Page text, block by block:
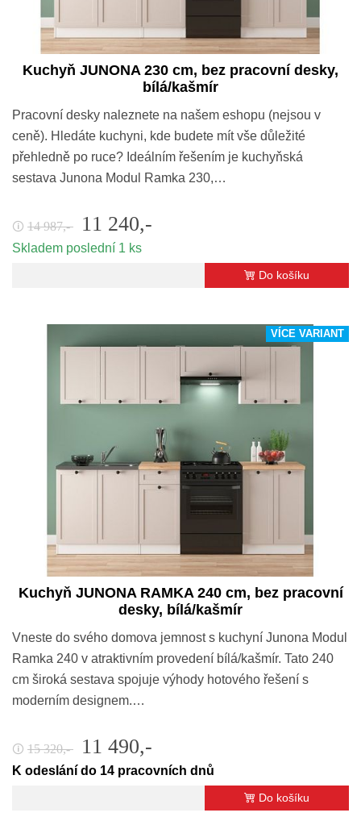
Kuchyň JUNONA 230 cm, bez pracovní desky,
bílá/kašmír
Pracovní desky naleznete na našem eshopu (nejsou v
ceně). Hledáte kuchyni, kde budete mít vše důležité
přehledně po ruce? Ideálním řešením je kuchyňská
sestava Junona Modul Ramka 230,…
🛈 14 987,- 11 240,-
Skladem poslední 1 ks
Do košíku
VÍCE VARIANT
Kuchyň JUNONA RAMKA 240 cm, bez pracovní
desky, bílá/kašmír
Vneste do svého domova jemnost s kuchyní Junona Modul
Ramka 240 v atraktivním provedení bílá/kašmír. Tato 240
cm široká sestava spojuje výhody hotového řešení s
moderním designem.…
🛈 15 320,- 11 490,-
K odeslání do 14 pracovních dnů
Do košíku